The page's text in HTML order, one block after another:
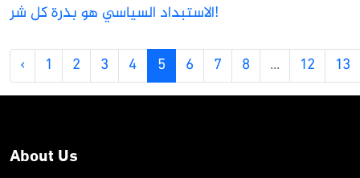
الاستبداد السياسي هو بذرة كل شر!
‹ 1 2 3 4 5 6 7 8 ... 12 13
About Us